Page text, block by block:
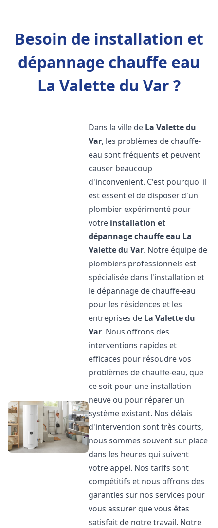
Besoin de installation et
dépannage chauffe eau
La Valette du Var ?
Dans la ville de La Valette du
Var, les problèmes de chauffe-
eau sont fréquents et peuvent
causer beaucoup
d'inconvenient. C'est pourquoi il
est essentiel de disposer d'un
plombier expérimenté pour
votre installation et
dépannage chauffe eau La
Valette du Var. Notre équipe de
plombiers professionnels est
spécialisée dans l'installation et
le dépannage de chauffe-eau
pour les résidences et les
entreprises de La Valette du
Var. Nous offrons des
interventions rapides et
efficaces pour résoudre vos
problèmes de chauffe-eau, que
ce soit pour une installation
neuve ou pour réparer un
système existant. Nos délais
d'intervention sont très courts,
nous sommes souvent sur place
dans les heures qui suivent
votre appel. Nos tarifs sont
compétitifs et nous offrons des
garanties sur nos services pour
vous assurer que vous êtes
satisfait de notre travail. Notre